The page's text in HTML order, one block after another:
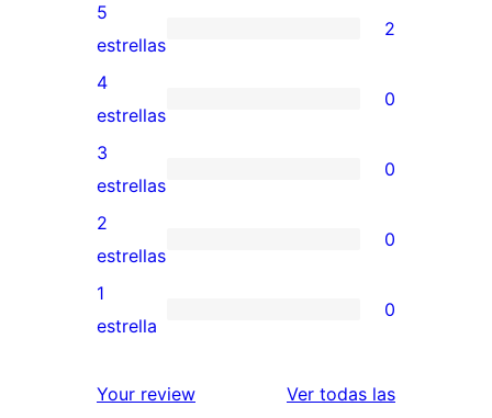
2
valoraciones
de
5
estrellas
5
estrellas
2
0
valoraciones
de
4
estrellas
4
estrellas
0
0
valoraciones
de
3
estrellas
3
estrellas
0
0
valoraciones
de
estrellas
2
estrellas
0
0
de
1
estrella
0
Your review Ver todas las